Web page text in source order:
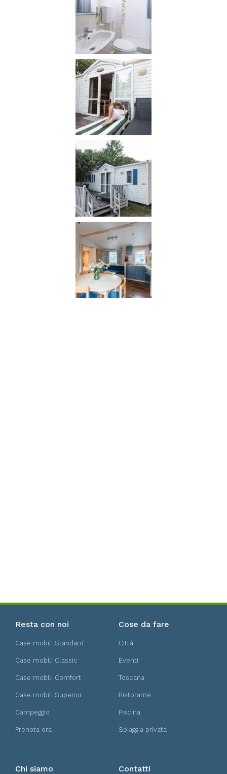
Resta con noi
Case mobili Standard
Case mobili Classic
Case mobili Comfort
Case mobili Superior
Campeggio
Prenota ora
Cose da fare
Città
Eventi
Toscana
Ristorante
Piscina
Spiaggia privata
Chi siamo Contatti